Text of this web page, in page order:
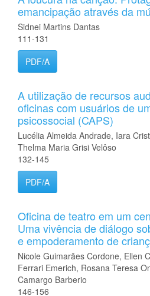
emancipação através da
Sidnei Martins Dantas
111-131
PDF/A
A utilização de recursos
oficinas com usuários de
psicossocial (CAPS)
Lucélia Almeida Andrade, Iara
Thelma Maria Grisi Velôso
132-145
PDF/A
Oficina de teatro em um
Uma vivência de diálogo
e empoderamento de
Nicole Guimarães Cordone, Ellen
Ferrari Emerich, Rosana Teresa
Camargo Barberio
146-156